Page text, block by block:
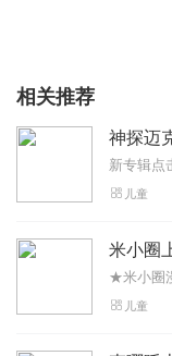
相关推荐
儿童
米小圈
儿童